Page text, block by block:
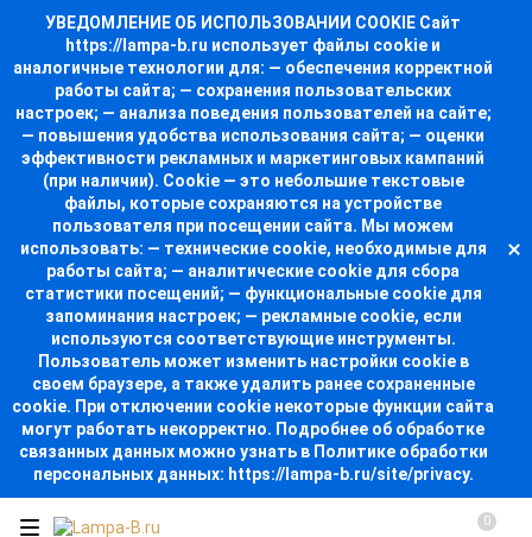
УВЕДОМЛЕНИЕ ОБ ИСПОЛЬЗОВАНИИ COOKIE Сайт
https://lampa-b.ru использует файлы cookie и
аналогичные технологии для: — обеспечения корректной
работы сайта; — сохранения пользовательских
настроек; — анализа поведения пользователей на сайте;
— повышения удобства использования сайта; — оценки
эффективности рекламных и маркетинговых кампаний
(при наличии). Cookie — это небольшие текстовые
файлы, которые сохраняются на устройстве
пользователя при посещении сайта. Мы можем
использовать: — технические cookie, необходимые для
работы сайта; — аналитические cookie для сбора
статистики посещений; — функциональные cookie для
запоминания настроек; — рекламные cookie, если
используются соответствующие инструменты.
Пользователь может изменить настройки cookie в
своем браузере, а также удалить ранее сохраненные
cookie. При отключении cookie некоторые функции сайта
могут работать некорректно. Подробнее об обработке
связанных данных можно узнать в Политике обработки
персональных данных: https://lampa-b.ru/site/privacy.
0